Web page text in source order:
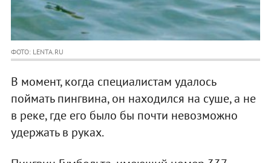
ФОТО: LENTA.RU
В момент, когда специалистам удалось
поймать пингвина, он находился на суше, а не
в реке, где его было бы почти невозможно
удержать в руках.